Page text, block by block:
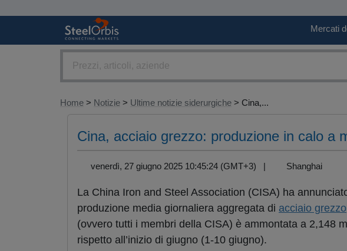
Mercati
Home > Notizie > Ultime notizie siderurgiche > Cina,...
Cina, acciaio grezzo: produzione in calo a
venerdì, 27 giugno 2025 10:45:24 (GMT+3) | Shanghai
La China Iron and Steel Association (CISA) ha
produzione media giornaliera aggregata di acciaio grezzo
(ovvero tutti i membri della CISA) è ammontata a 2,148
rispetto all’inizio di giugno (1-10 giugno).